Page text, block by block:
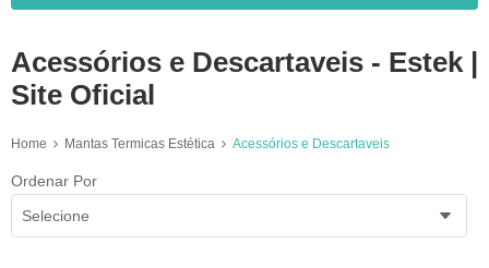
Acessórios e Descartaveis - Estek |
Site Oficial
Home Mantas Termicas Estética Acessórios e Descartaveis
Ordenar Por
Selecione